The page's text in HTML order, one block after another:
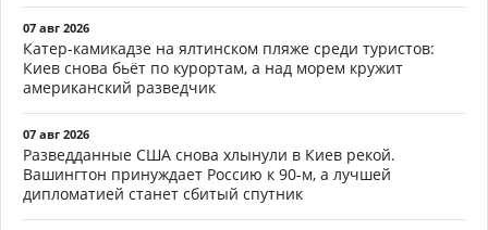
07 авг 2026
Катер-камикадзе на ялтинском пляже среди туристов:
Киев снова бьёт по курортам, а над морем кружит
американский разведчик
07 авг 2026
Разведданные США снова хлынули в Киев рекой.
Вашингтон принуждает Россию к 90-м, а лучшей
дипломатией станет сбитый спутник